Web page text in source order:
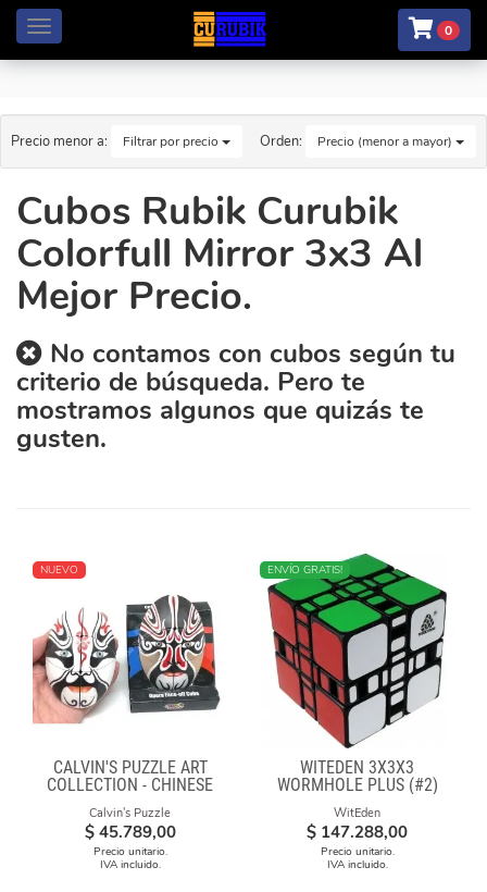
Menú 0
Precio menor a: Filtrar por precio Orden: Precio (menor a mayor)
Cubos Rubik Curubik
Colorfull Mirror 3x3 Al
Mejor Precio.
No contamos con cubos según tu
criterio de búsqueda. Pero te
mostramos algunos que quizás te
gusten.
NUEVO
CALVIN'S PUZZLE ART
COLLECTION - CHINESE
OPERA FACE-OFF CUBE
(BLACK & WHITE MASKS)
Calvin's Puzzle
$ 45.789,00
Precio unitario.
IVA incluido.
ENVÍO GRATIS!
WITEDEN 3X3X3
WORMHOLE PLUS (#2)
WitEden
$ 147.288,00
Precio unitario.
IVA incluido.